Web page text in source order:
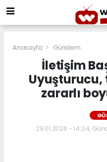
Anasayfa Gündem
İletişim
zararlı
29.01.2026 - 14:24,